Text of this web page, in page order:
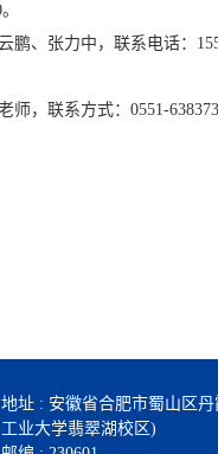
鹏、张力中，联系电话：
师，联系方式：0551-
地址 : 安徽省合肥市蜀山区
工业大学翡翠湖校区)